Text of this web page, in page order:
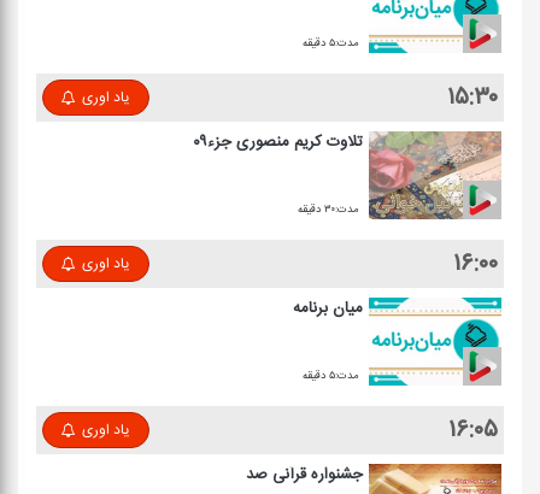
مدت:۵ دقیقه
۱۵:۳۰ یاد اوری
تلاوت كریم منصوری جزء۰۹
مدت:۳۰ دقیقه
۱۶:۰۰ یاد اوری
میان برنامه
مدت:۵ دقیقه
۱۶:۰۵ یاد اوری
جشنواره قرآنی صد